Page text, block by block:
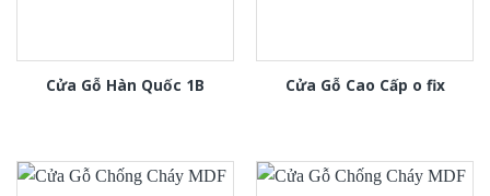
Cửa Gỗ Hàn Quốc 1B Cửa Gỗ Cao Cấp o fix